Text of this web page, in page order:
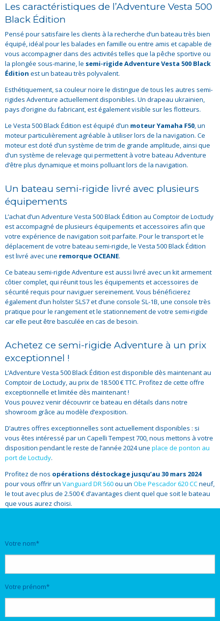
Les caractéristiques de l’Adventure Vesta 500
Black Édition
Pensé pour satisfaire les clients à la recherche d’un bateau très bien
équipé, idéal pour les balades en famille ou entre amis et capable de
vous accompagner dans des activités telles que la pêche sportive ou
la plongée sous-marine, le semi-rigide Adventure Vesta 500 Black
Édition est un bateau très polyvalent.
Esthétiquement, sa couleur noire le distingue de tous les autres semi-
rigides Adventure actuellement disponibles. Un drapeau ukrainien,
pays d’origine du fabricant, est également visible sur les flotteurs.
Le Vesta 500 Black Édition est équipé d’un moteur Yamaha F50, un
moteur particulièrement agréable à utiliser lors de la navigation. Ce
moteur est doté d’un système de trim de grande amplitude, ainsi que
d’un système de relevage qui permettent à votre bateau Adventure
d’être plus dynamique et moins polluant lors de la navigation.
Un bateau semi-rigide livré avec plusieurs
équipements
L’achat d’un Adventure Vesta 500 Black Édition au Comptoir de Loctudy
est accompagné de plusieurs équipements et accessoires afin que
votre expérience de navigation soit parfaite. Pour le transport et le
déplacement de votre bateau semi-rigide, le Vesta 500 Black Édition
est livré avec une remorque OCEANE.
Ce bateau semi-rigide Adventure est aussi livré avec un kit armement
côtier complet, qui réunit tous les équipements et accessoires de
sécurité requis pour naviguer sereinement. Vous bénéficierez
également d’un holster SLS7 et d’une console SL-1B, une console très
pratique pour le rangement et le stationnement de votre semi-rigide
car elle peut être basculée en cas de besoin.
Achetez ce semi-rigide Adventure à un prix
exceptionnel !
L’Adventure Vesta 500 Black Édition est disponible dès maintenant au
Comptoir de Loctudy, au prix de 18.500 € TTC. Profitez de cette offre
exceptionnelle et limitée dès maintenant !
Vous pouvez venir découvrir ce bateau en détails dans notre
showroom grâce au modèle d’exposition.
D’autres offres exceptionnelles sont actuellement disponibles : si
vous êtes intéressé par un Capelli Tempest 700, nous mettons à votre
disposition pendant le reste de l’année 2024 une place de ponton au
port de Loctudy.
Profitez de nos opérations déstockage jusqu’au 30 mars 2024
pour vous offrir un Vanguard DR 560ou un Obe Pescador 620 CCneuf,
le tout avec plus de 2.500 € d’avantages client quel que soit le bateau
que vous aurez choisi.
Votre nom*
Votre prénom*